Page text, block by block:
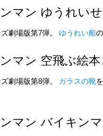
マン ゆうれい
劇場版第7弾。 ゆうれい船
マン 空飛ぶ絵本
劇場版第8弾。 ガラスの靴
マン バイキン